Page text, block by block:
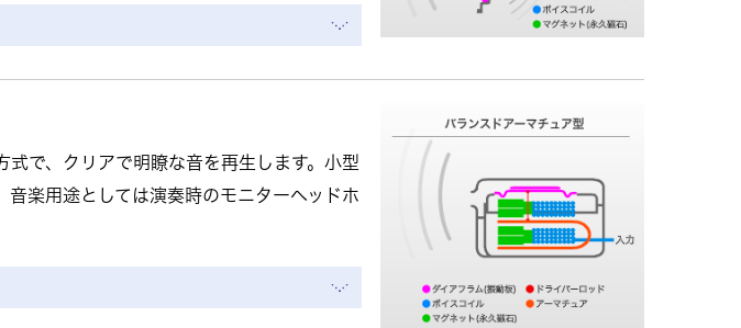
で、クリアで明瞭な音を再生します。小型
楽用途としては演奏時のモニターヘッドホ